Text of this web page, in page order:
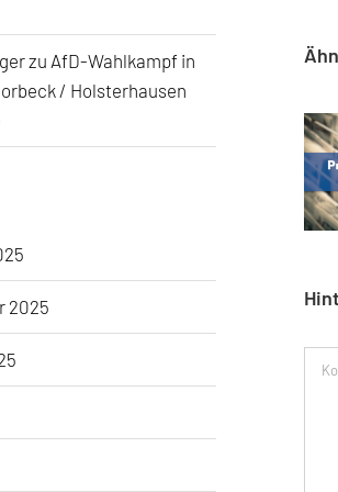
zu AfD-Wahlkampf in
/ Holsterhausen
2025